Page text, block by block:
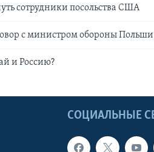
сотрудники посольства США
с министром обороны Польши
и Россию?
СОЦИАЛЬНЫЕ